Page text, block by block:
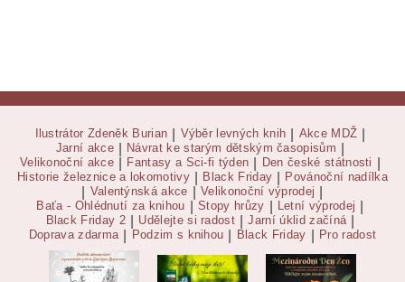
Ilustrátor Zdeněk Burian Výběr levných knih Akce MDŽ
Jarní akce Návrat ke starým dětským časopisům
Velikonoční akce Fantasy a Sci-fi týden Den české státnosti
Historie železnice a lokomotivy Black Friday Povánoční nadílka
Valentýnská akce Velikonoční výprodej
Baťa - Ohlédnutí za knihou Stopy hrůzy Letní výprodej
Black Friday 2 Udělejte si radost Jarní úklid začíná
Doprava zdarma Podzim s knihou Black Friday Pro radost